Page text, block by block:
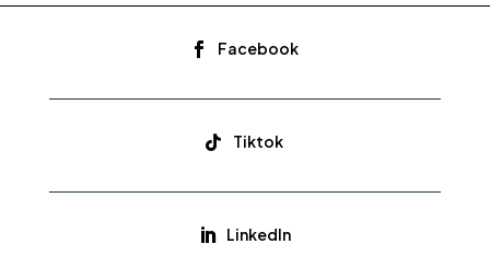
 Facebook
 Tiktok
 LinkedIn